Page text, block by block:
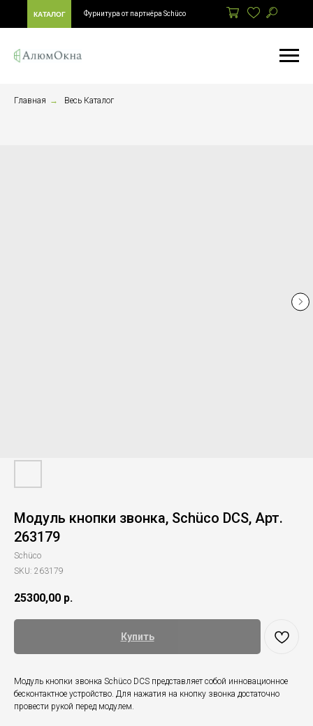
КАТАЛОГ Фурнитура от партнёра Schüco
Главная → Весь Каталог
Модуль кнопки звонка, Schüco DCS, Арт.
263179
Schüco
SKU: 263179
25300,00 р.
Купить
Модуль кнопки звонка Schüco DCS представляет собой инновационное
бесконтактное устройство. Для нажатия на кнопку звонка достаточно
провести рукой перед модулем.